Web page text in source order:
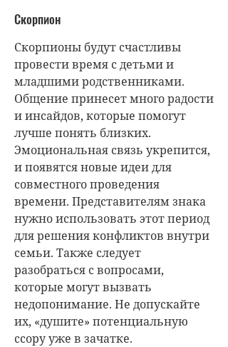
Скорпион
Скорпионы будут счастливы
провести время с детьми и
младшими родственниками.
Общение принесет много радости
и инсайдов, которые помогут
лучше понять близких.
Эмоциональная связь укрепится,
и появятся новые идеи для
совместного проведения
времени. Представителям знака
нужно использовать этот период
для решения конфликтов внутри
семьи. Также следует
разобраться с вопросами,
которые могут вызвать
недопонимание. Не допускайте
их, «душите» потенциальную
ссору уже в зачатке.